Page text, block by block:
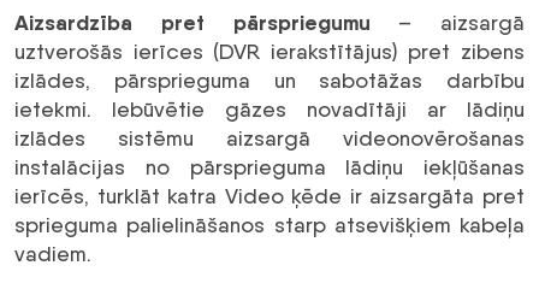
Aizsardzība pret pārspriegumu – aizsargā
uztverošās ierīces (DVR ierakstītājus) pret zibens
izlādes, pārsprieguma un sabotāžas darbību
ietekmi. Iebūvētie gāzes novadītāji ar lādiņu
izlādes sistēmu aizsargā videonovērošanas
instalācijas no pārsprieguma lādiņu iekļūšanas
ierīcēs, turklāt katra Video ķēde ir aizsargāta pret
sprieguma palielināšanos starp atsevišķiem kabeļa
vadiem.